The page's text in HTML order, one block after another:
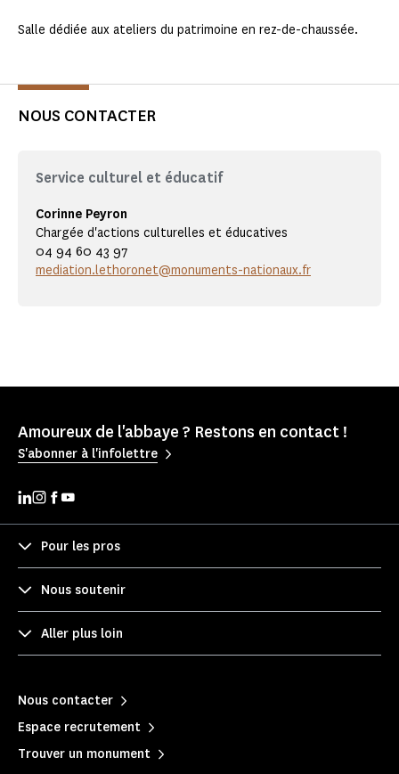
Salle dédiée aux ateliers du patrimoine en rez-de-chaussée.
NOUS CONTACTER
Service culturel et éducatif
Corinne Peyron
Chargée d'actions culturelles et éducatives
04 94 60 43 97
mediation.lethoronet@monuments-nationaux.fr
Amoureux de l'abbaye ? Restons en contact !
S'abonner à l'infolettre
Pour les pros
Nous soutenir
Aller plus loin
Nous contacter
Espace recrutement
Trouver un monument